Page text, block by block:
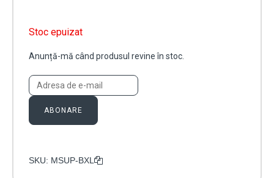
Stoc epuizat
Anunță-mă când produsul revine în stoc.
ABONARE
SKU: MSUP-BXL